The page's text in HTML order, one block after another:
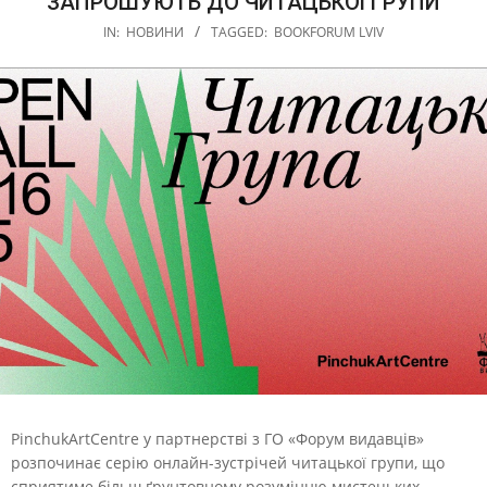
IN: НОВИНИ TAGGED: BOOKFORUM LVIV
PinchukArtCentre у партнерстві з ГО «Форум видавців»
розпочинає серію онлайн-зустрічей читацької групи, що